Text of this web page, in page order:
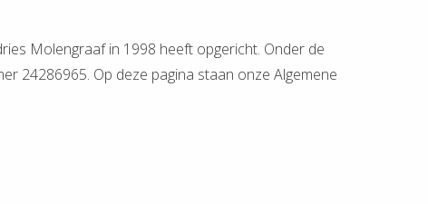
Molengraaf in 1998 heeft opgericht. Onder de
24286965. Op deze pagina staan onze Algemene